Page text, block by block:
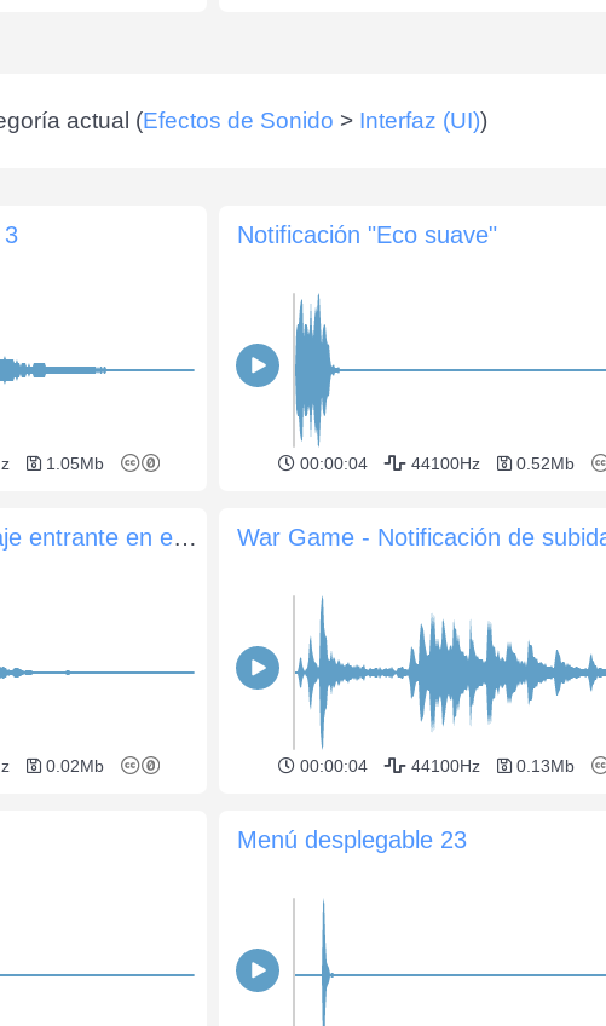
actual (Efectos de Sonido > Interfaz (UI))
3
1.05Mb
Notificación "Eco suave"
00:00:04 44100Hz 0.52Mb
Notificación de mensaje entrante en el chat 04
0.02Mb 00:00:04 44100Hz 0.13Mb
Menú desplegable 23